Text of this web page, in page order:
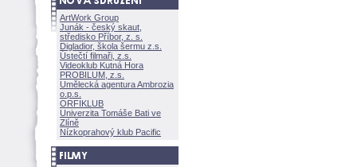
ArtWork Group
Junák - český skaut,
středisko Příbor, z. s.
Digladior, škola šermu z.s.
Ústečtí filmaři, z.s.
Videoklub Kutná Hora
PROBILUM, z.s.
Umělecká agentura Ambrozia
o.p.s.
ORFIKLUB
Univerzita Tomáše Bati ve
Zlíně
Nízkoprahový klub Pacific